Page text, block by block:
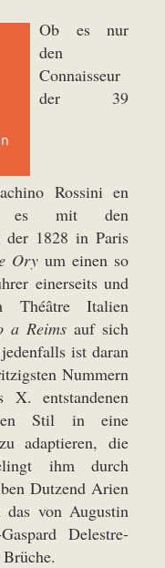
Ob es nur
den
Connaisseur
der 39
Rossini en
es mit den
der 1828 in Paris
Ory um einen so
einerseits und
Italien
a Reims auf sich
ist daran
Nummern
entstandenen
Stil in eine
adaptieren, die
ihm durch
Dutzend Arien
von Augustin
Delestre-